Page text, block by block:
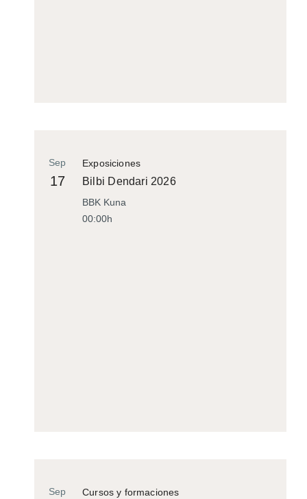
Exposiciones
Sep
17 Bilbi Dendari 2026
BBK Kuna
00:00h
Cursos y formaciones
Sep